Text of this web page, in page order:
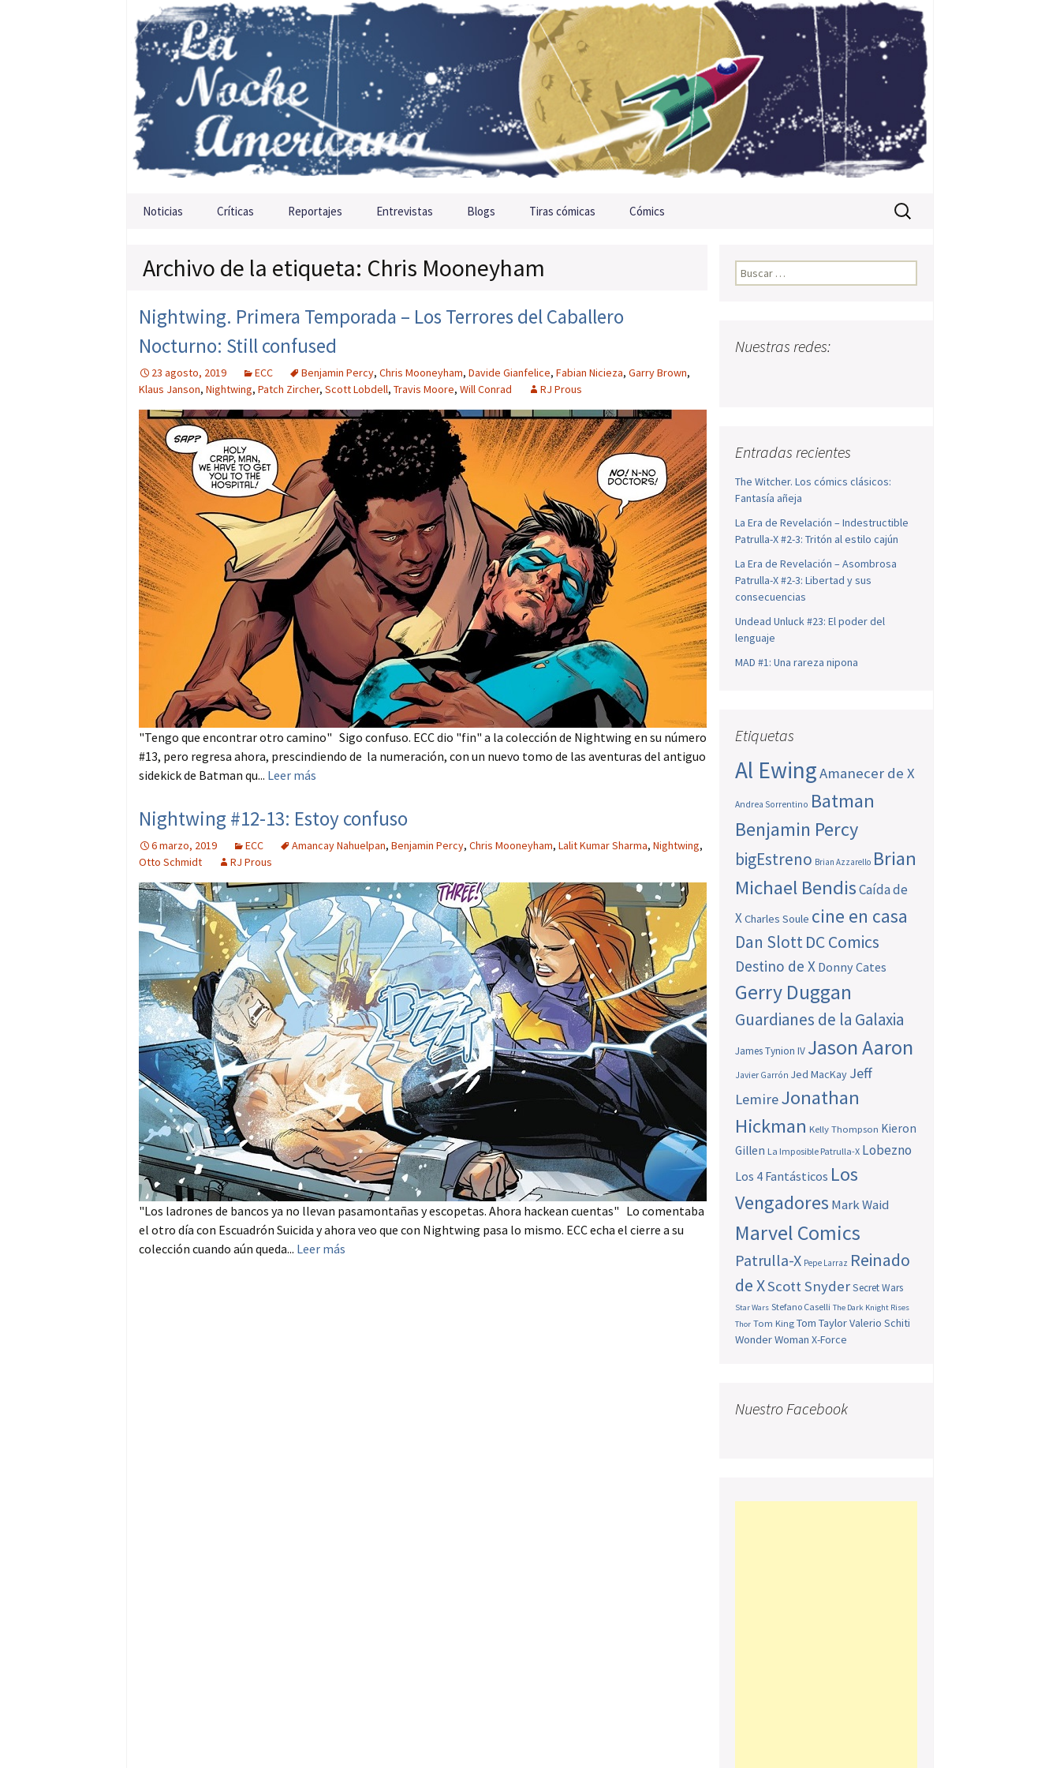
Saltar al contenido
Noticias Críticas Reportajes Entrevistas Blogs Tiras cómicas Cómics Buscar:
Archivo de la etiqueta: Chris Mooneyham
Nightwing. Primera Temporada – Los Terrores del Caballero
Nocturno: Still confused
23 agosto, 2019 ECC Benjamin Percy, Chris Mooneyham, Davide Gianfelice, Fabian Nicieza, Garry Brown,
Klaus Janson, Nightwing, Patch Zircher, Scott Lobdell, Travis Moore, Will Conrad RJ Prous
"Tengo que encontrar otro camino" Sigo confuso. ECC dio "fin" a la colección de Nightwing en su número
#13, pero regresa ahora, prescindiendo de la numeración, con un nuevo tomo de las aventuras del antiguo
sidekick de Batman qu... Leer más
Nightwing #12-13: Estoy confuso
6 marzo, 2019 ECC Amancay Nahuelpan, Benjamin Percy, Chris Mooneyham, Lalit Kumar Sharma, Nightwing,
Otto Schmidt
RJ Prous
"Los ladrones de bancos ya no llevan pasamontañas y escopetas. Ahora hackean cuentas" Lo comentaba
el otro día con Escuadrón Suicida y ahora veo que con Nightwing pasa lo mismo. ECC echa el cierre a su
colección cuando aún queda... Leer más
Buscar:
Nuestras redes:
Entradas recientes
The Witcher. Los cómics clásicos:
Fantasía añeja
La Era de Revelación – Indestructible
Patrulla-X #2-3: Tritón al estilo cajún
La Era de Revelación – Asombrosa
Patrulla-X #2-3: Libertad y sus
consecuencias
Undead Unluck #23: El poder del
lenguaje
MAD #1: Una rareza nipona
Etiquetas
Al EwingAmanecer de X
Andrea Sorrentino Batman
Benjamin Percy
bigEstreno Brian Azzarello Brian
Michael BendisCaída de
XCharles Soule cine en casa
Dan SlottDC Comics
Destino de X Donny Cates
Gerry Duggan
Guardianes de la Galaxia
James Tynion IV Jason Aaron
Javier Garrón Jed MacKay Jeff
LemireJonathan
Hickman Kelly Thompson Kieron
Gillen La Imposible Patrulla-X Lobezno
Los 4 Fantásticos Los
Vengadores Mark Waid
Marvel Comics
Patrulla-X Pepe Larraz Reinado
de XScott SnyderSecret Wars
Star Wars Stefano Caselli The Dark Knight Rises
Thor Tom King Tom TaylorValerio Schiti
Wonder Woman X-Force
Nuestro Facebook